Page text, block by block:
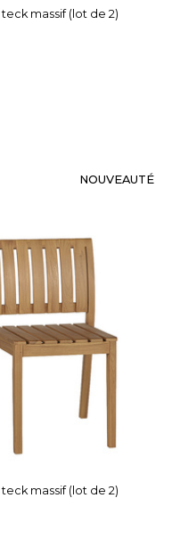
massif (lot de 2)
NOUVEAUTÉ
massif (lot de 2)